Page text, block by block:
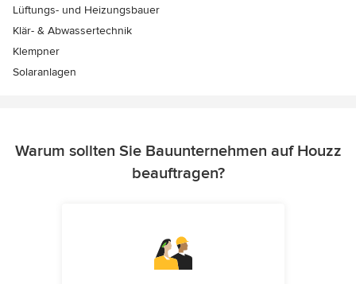
Lüftungs- und Heizungsbauer
Klär- & Abwassertechnik
Klempner
Solaranlagen
Warum sollten Sie Bauunternehmen auf Houzz
beauftragen?